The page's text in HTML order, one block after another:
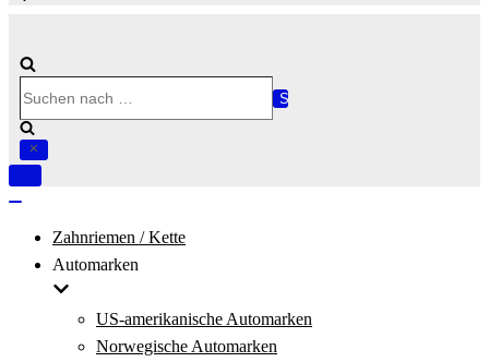
nach …
Navigation
Zahnriemen / Kette
Automarken
US-amerikanische Automarken
Norwegische Automarken